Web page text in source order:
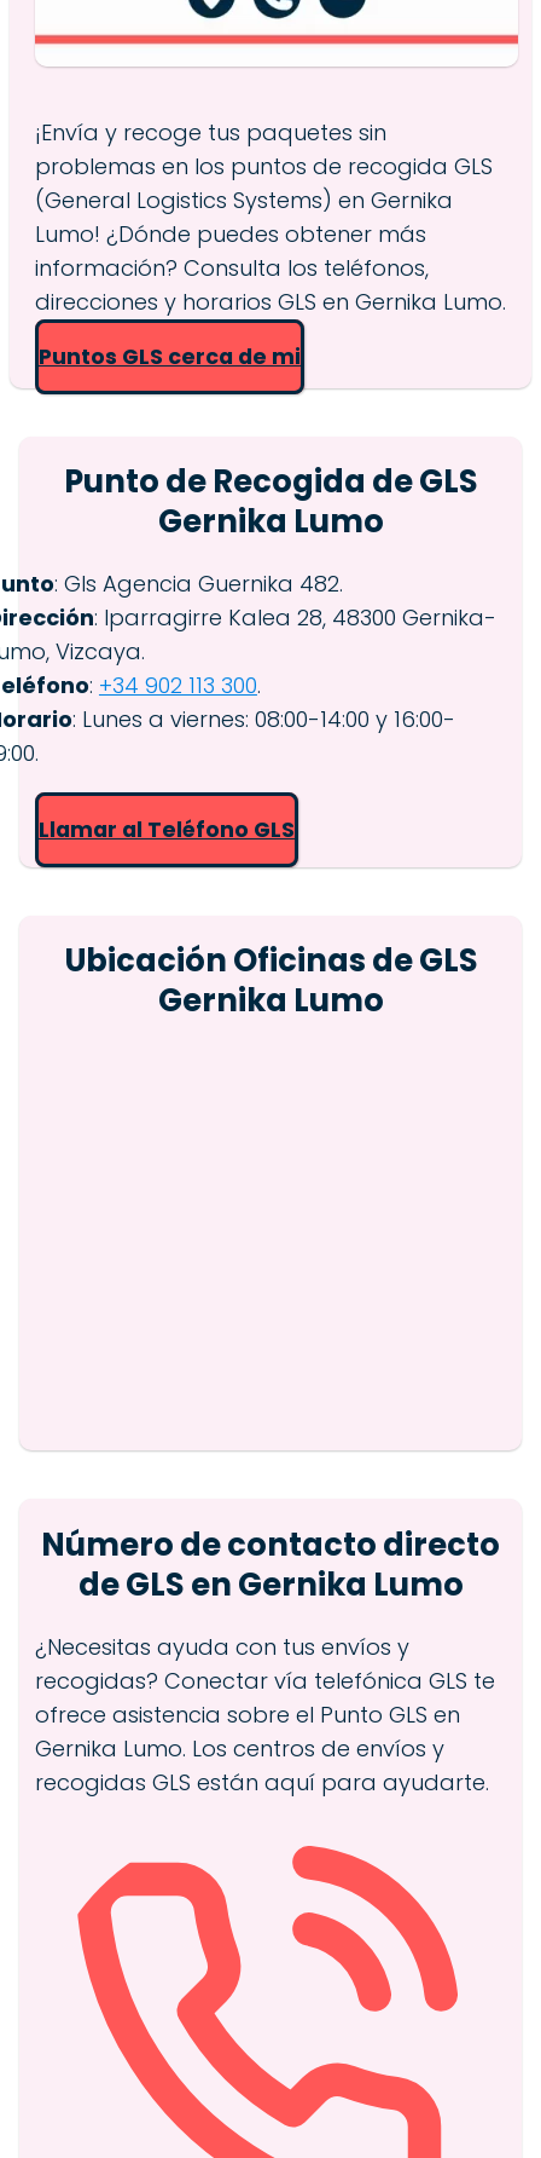
¡Envía y recoge tus paquetes sin
problemas en los puntos de recogida GLS
(General Logistics Systems) en Gernika
Lumo! ¿Dónde puedes obtener más
información? Consulta los teléfonos,
direcciones y horarios GLS en Gernika Lumo.
Puntos GLS cerca de mi
Punto de Recogida de GLS
Gernika Lumo
: Gls Agencia Guernika 482.
: Iparragirre Kalea 28, 48300 Gernika-
Vizcaya.
: +34 902 113 300.
: Lunes a viernes: 08:00-14:00 y 16:00-
Llamar al Teléfono GLS
Ubicación Oficinas de GLS
Gernika Lumo
Número de contacto directo
de GLS en Gernika Lumo
¿Necesitas ayuda con tus envíos y
recogidas? Conectar vía telefónica GLS te
ofrece asistencia sobre el Punto GLS en
Gernika Lumo. Los centros de envíos y
recogidas GLS están aquí para ayudarte.